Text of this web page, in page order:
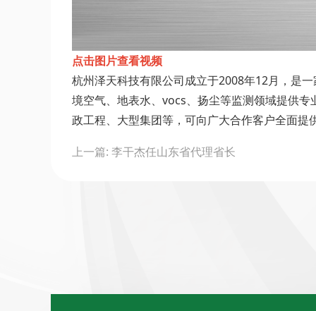
点击图片查看视频
杭州泽天科技有限公司成立于2008年12月，是
境空气、地表水、vocs、扬尘等监测领域提供
政工程、大型集团等，可向广大合作客户全面
navigation
上一篇: 李干杰任山东省代理省长